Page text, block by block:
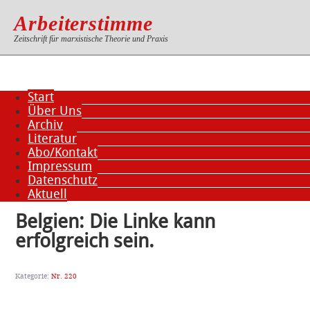
Arbeiterstimme
Zeitschrift für marxistische Theorie und Praxis
Start
Über Uns
Archiv
Literatur
Abo/Kontakt
Impressum
Datenschutz
Aktuell
Belgien: Die Linke kann
erfolgreich sein.
Kategorie:Nr. 220